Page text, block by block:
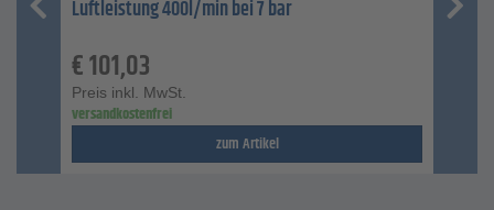
Luftleistung 400l/min bei 7 bar
€101,03
Preis inkl. MwSt.
versandkostenfrei
zum Artikel